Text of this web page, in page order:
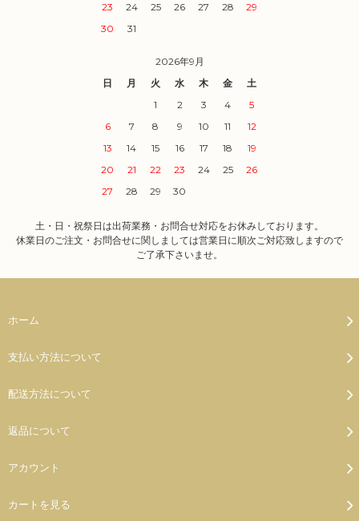
23
24 25 26 27 28
29
30
31
2026年9月
日
月 火 水 木 金
土
1
2 3 4
5
6
7 8 9 10 11
12
13
14 15 16 17 18
19
20
21 22 23 24 25
26
27
28 29 30
土・日・祝祭日は出荷業務・お問合せ対応をお休みしております。
休業日のご注文・お問合せに関しましては営業日に順次ご対応致しますので
ご了承下さいませ。
ホーム
支払い方法について
配送方法について
返品について
アカウント
カートを見る